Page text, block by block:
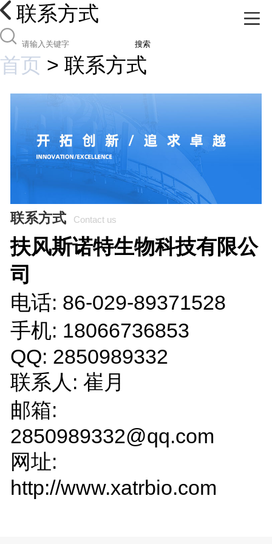
联系方式
搜索
首页 > 联系方式
联系方式 Contact us
扶风斯诺特生物科技有限公
司
电话: 86-029-89371528
手机: 18066736853
QQ: 2850989332
联系人: 崔月
邮箱:
2850989332@qq.com
网址:
http://www.xatrbio.com